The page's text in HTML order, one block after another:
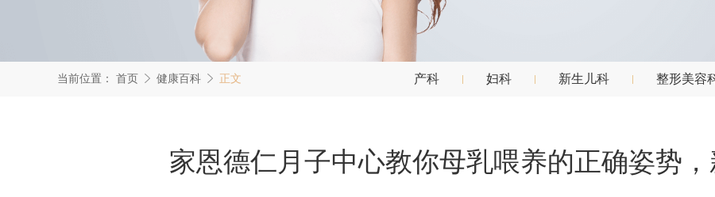
当前位置： 首页 健康百科 正文 产科 妇科 新生儿科 整形美容
家恩德仁月子中心教你母乳喂养的正确姿势，